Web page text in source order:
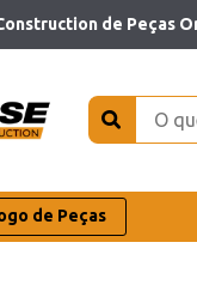
de Peças
de Peças